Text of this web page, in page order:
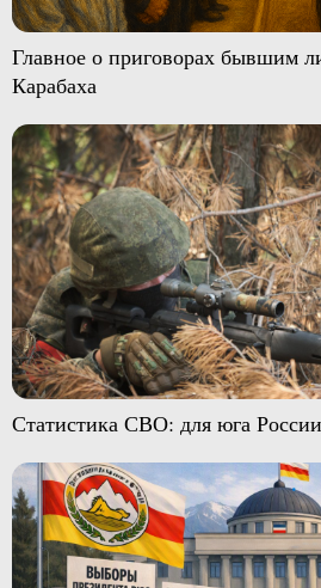
Главное о приговорах бывшим
Карабаха
Статистика СВО: для юга